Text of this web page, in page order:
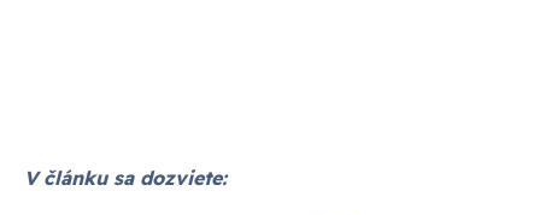
V článku sa dozviete: